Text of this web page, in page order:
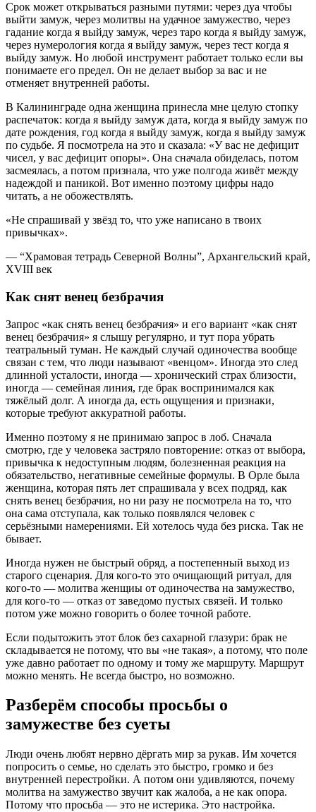
Срок может открываться разными путями: через дуа чтобы
выйти замуж, через молитвы на удачное замужество, через
гадание когда я выйду замуж, через таро когда я выйду замуж,
через нумерология когда я выйду замуж, через тест когда я
выйду замуж. Но любой инструмент работает только если вы
понимаете его предел. Он не делает выбор за вас и не
отменяет внутренней работы.
В Калининграде одна женщина принесла мне целую стопку
распечаток: когда я выйду замуж дата, когда я выйду замуж по
дате рождения, год когда я выйду замуж, когда я выйду замуж
по судьбе. Я посмотрела на это и сказала: «У вас не дефицит
чисел, у вас дефицит опоры». Она сначала обиделась, потом
засмеялась, а потом признала, что уже полгода живёт между
надеждой и паникой. Вот именно поэтому цифры надо
читать, а не обожествлять.
«Не спрашивай у звёзд то, что уже написано в твоих
привычках».
— “Храмовая тетрадь Северной Волны”, Архангельский край,
XVIII век
Как снят венец безбрачия
Запрос «как снять венец безбрачия» и его вариант «как снят
венец безбрачия» я слышу регулярно, и тут пора убрать
театральный туман. Не каждый случай одиночества вообще
связан с тем, что люди называют «венцом». Иногда это след
длинной усталости, иногда — хронический страх близости,
иногда — семейная линия, где брак воспринимался как
тяжёлый долг. А иногда да, есть ощущения и признаки,
которые требуют аккуратной работы.
Именно поэтому я не принимаю запрос в лоб. Сначала
смотрю, где у человека застряло повторение: отказ от выбора,
привычка к недоступным людям, болезненная реакция на
обязательство, негативные семейные формулы. В Орле была
женщина, которая пять лет спрашивала у всех подряд, как
снять венец безбрачия, но ни разу не посмотрела на то, что
она сама отступала, как только появлялся человек с
серьёзными намерениями. Ей хотелось чуда без риска. Так не
бывает.
Иногда нужен не быстрый обряд, а постепенный выход из
старого сценария. Для кого-то это очищающий ритуал, для
кого-то — молитва женщиы от одиночества на замужество,
для кого-то — отказ от заведомо пустых связей. И только
потом уже можно говорить о более точной работе.
Если подытожить этот блок без сахарной глазури: брак не
складывается не потому, что вы «не такая», а потому, что поле
уже давно работает по одному и тому же маршруту. Маршрут
можно менять. Не всегда быстро, но возможно.
Разберём способы просьбы о
замужестве без суеты
Люди очень любят нервно дёргать мир за рукав. Им хочется
попросить о семье, но сделать это быстро, громко и без
внутренней перестройки. А потом они удивляются, почему
молитва на замужество звучит как жалоба, а не как опора.
Потому что просьба — это не истерика. Это настройка.